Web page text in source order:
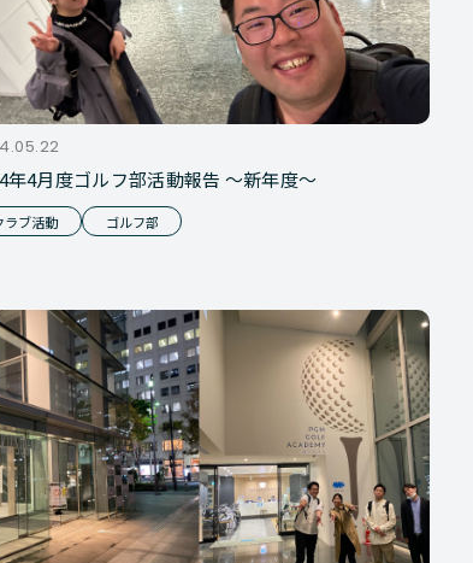
年4月度ゴルフ部活動報告 ～新年度～
ラブ活動 ゴルフ部